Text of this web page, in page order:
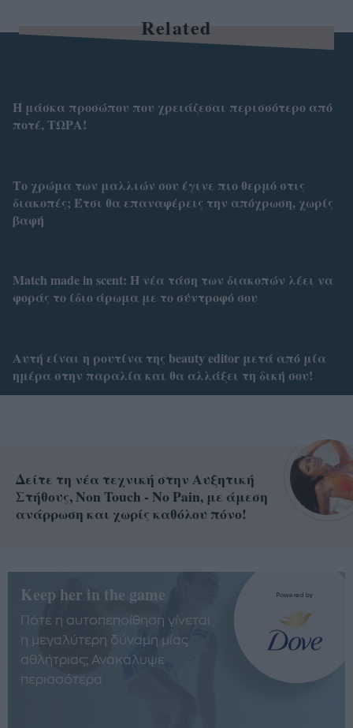
Related
Η μάσκα προσώπου που χρειάζεσαι περισσότερο από
ποτέ, ΤΩΡΑ!
Το χρώμα των μαλλιών σου έγινε πιο θερμό στις
διακοπές; Έτσι θα επαναφέρεις την απόχρωση, χωρίς
βαφή
Match made in scent: Η νέα τάση των διακοπών λέει να
φοράς το ίδιο άρωμα με το σύντροφό σου
Αυτή είναι η ρουτίνα της beauty editor μετά από μία
ημέρα στην παραλία και θα αλλάξει τη δική σου!
Δείτε τη νέα τεχνική στην Αυξητική
Στήθους, Non Touch - No Pain, με άμεση
ανάρρωση και χωρίς καθόλου πόνο!
Keep her in the game
Πότε η αυτοπεποίθηση γίνεται
η μεγαλύτερη δύναμη μίας
αθλήτριας; Ανακάλυψε
περισσότερα